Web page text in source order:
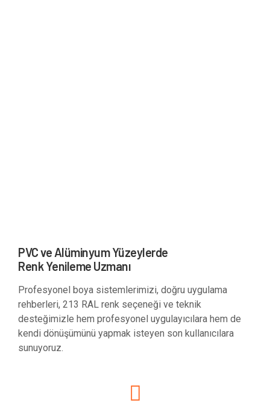
PVC ve Alüminyum Yüzeylerde
Renk Yenileme Uzmanı
Profesyonel boya sistemlerimizi, doğru uygulama
rehberleri, 213 RAL renk seçeneği ve teknik
desteğimizle hem profesyonel uygulayıcılara hem de
kendi dönüşümünü yapmak isteyen son kullanıcılara
sunuyoruz.